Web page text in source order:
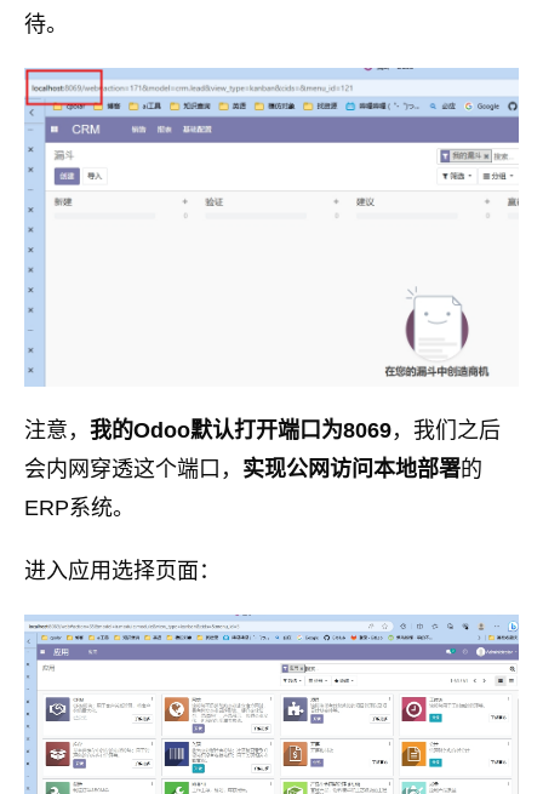
待。
注意， 我的Odoo默认打开端口为8069，我们之后
会内网穿透这个端口， 实现公网访问本地部署的
ERP系统。
进入应用选择页面：